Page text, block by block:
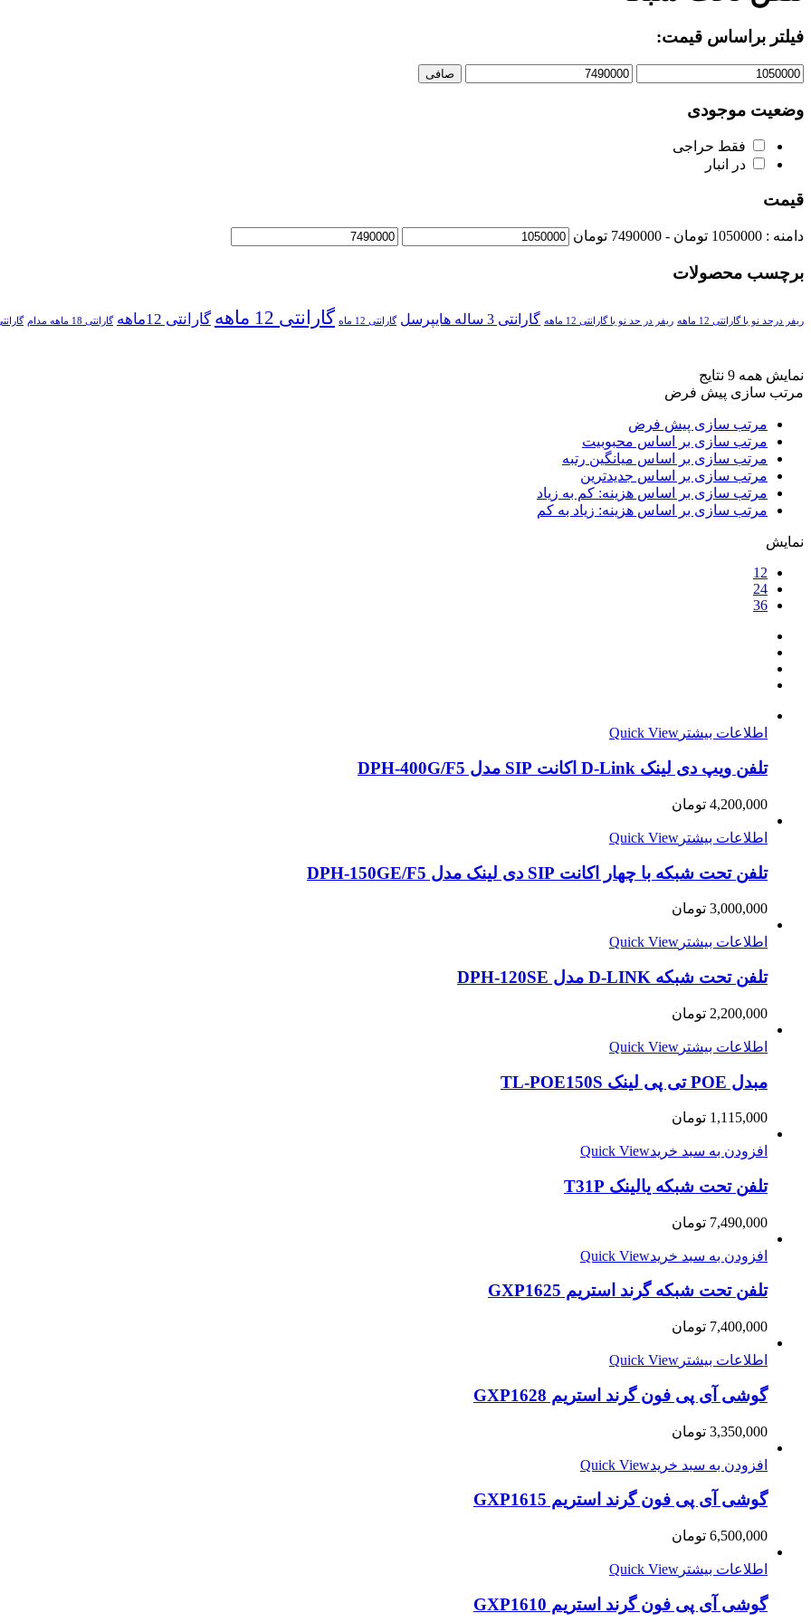
فیلتر براساس قیمت:
صافی
وضعیت موجودی
فقط حراجی
در انبار
قیمت
دامنه : 1050000 تومان - 7490000 تومان
برچسب محصولات
ریفر درحد نو با گارانتی 12 ماهه ریفر در حد نو با گارانتی 12 ماهه گارانتی 3 ساله هایپرسل گارانتی 12 ماه گارانتی 12 ماهه گارانتی 12ماهه گارانتی 18 ماهه مدام گارانتی 36
برند ها +
نمایش همه 9 نتایج
مرتب سازی پیش فرض
مرتب سازی پیش فرض
مرتب سازی بر اساس محبوبیت
مرتب سازی بر اساس میانگین رتبه
مرتب سازی بر اساس جدیدترین
مرتب سازی بر اساس هزینه: کم به زیاد
مرتب سازی بر اساس هزینه: زیاد به کم
نمایش
12
24
36
اطلاعات بیشتر Quick View
تلفن ویپ دی لینک D-Link اکانت SIP مدل DPH-400G/F5
4,200,000 تومان
اطلاعات بیشتر Quick View
تلفن تحت شبکه با چهار اکانت SIP دی لینک مدل DPH-150GE/F5
3,000,000 تومان
اطلاعات بیشتر Quick View
تلفن تحت شبکه D-LINK مدل DPH-120SE
2,200,000 تومان
اطلاعات بیشتر Quick View
مبدل POE تی پی لینک TL-POE150S
1,115,000 تومان
افزودن به سبد خریدQuick View
تلفن تحت شبکه یالینک T31P
7,490,000 تومان
افزودن به سبد خریدQuick View
تلفن تحت شبکه گرند استریم GXP1625
7,400,000 تومان
اطلاعات بیشتر Quick View
گوشی آی پی فون گرند استریم GXP1628
3,350,000 تومان
افزودن به سبد خریدQuick View
گوشی آی پی فون گرند استریم GXP1615
6,500,000 تومان
اطلاعات بیشتر Quick View
گوشی آی پی فون گرند استریم GXP1610